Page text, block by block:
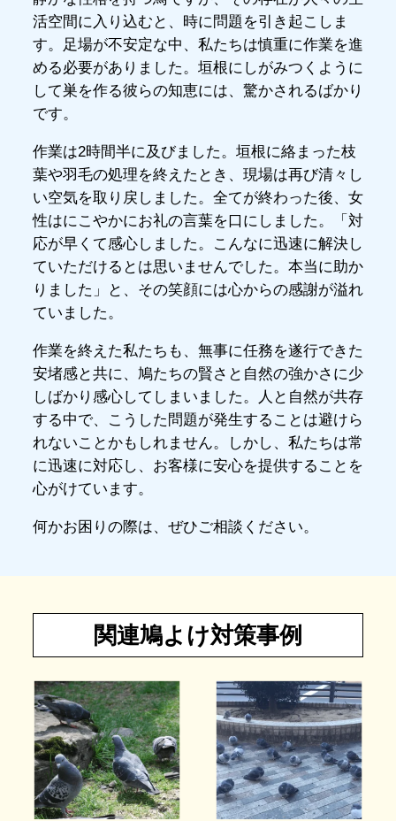
活空間に入り込むと、時に問題を引き起こしま
す。足場が不安定な中、私たちは慎重に作業を進
める必要がありました。垣根にしがみつくように
して巣を作る彼らの知恵には、驚かされるばかり
です。
作業は2時間半に及びました。垣根に絡まった枝
葉や羽毛の処理を終えたとき、現場は再び清々し
い空気を取り戻しました。全てが終わった後、女
性はにこやかにお礼の言葉を口にしました。「対
応が早くて感心しました。こんなに迅速に解決し
ていただけるとは思いませんでした。本当に助か
りました」と、その笑顔には心からの感謝が溢れ
ていました。
作業を終えた私たちも、無事に任務を遂行できた
安堵感と共に、鳩たちの賢さと自然の強かさに少
しばかり感心してしまいました。人と自然が共存
する中で、こうした問題が発生することは避けら
れないことかもしれません。しかし、私たちは常
に迅速に対応し、お客様に安心を提供することを
心がけています。
何かお困りの際は、ぜひご相談ください。
関連鳩よけ対策事例